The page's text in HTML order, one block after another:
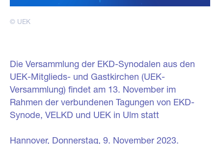
© UEK
Die Versammlung der EKD-Synodalen aus den
UEK-Mitglieds- und Gastkirchen (UEK-
Versammlung) findet am 13. November im
Rahmen der verbundenen Tagungen von EKD-
Synode, VELKD und UEK in Ulm statt
Hannover, Donnerstag, 9. November 2023.